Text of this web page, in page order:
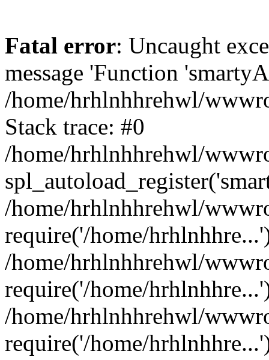
Fatal error: Uncaught
message 'Function
/home/hrhlnhhrehwl/
Stack trace: #0
/home/hrhlnhhrehwl/
/home/hrhlnhhrehwl/
require('/home/
/home/hrhlnhhrehwl/
require('/home/
/home/hrhlnhhrehwl/
require('/home/